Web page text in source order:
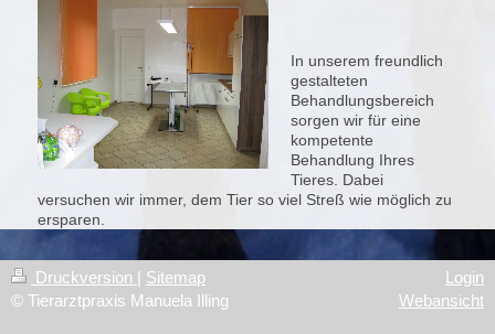
In unserem freundlich
gestalteten
Behandlungsbereich
sorgen wir für eine
kompetente
Behandlung Ihres
Tieres. Dabei
versuchen wir immer, dem Tier so viel Streß wie möglich zu
ersparen.
Druckversion | Sitemap
© Tierarztpraxis Manuela Illing
Login
Webansicht